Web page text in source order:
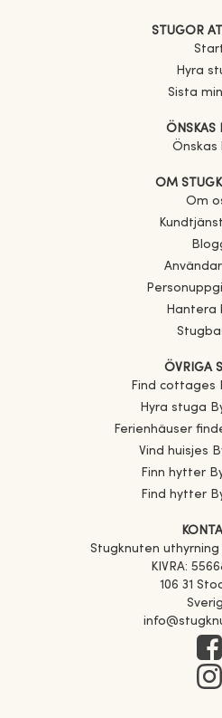
STUGOR
Hyra
Sista
ÖNSKAS
Önskas
OM
Om
Hantera
ÖVRIGA
Find cottages
Hyra stuga
Ferienhäuser
Vind huisjes
Finn hytter
Find hytter
Stugknuten uthyrning
KIVRA:
106 31